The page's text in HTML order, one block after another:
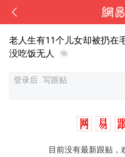
老人生有11个儿女却被扔在
没吃饭无人
目前没有最新跟贴，